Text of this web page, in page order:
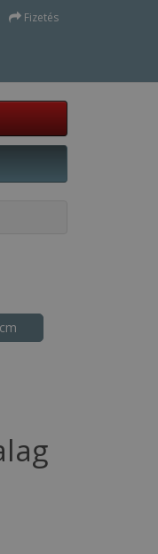
Fizetés